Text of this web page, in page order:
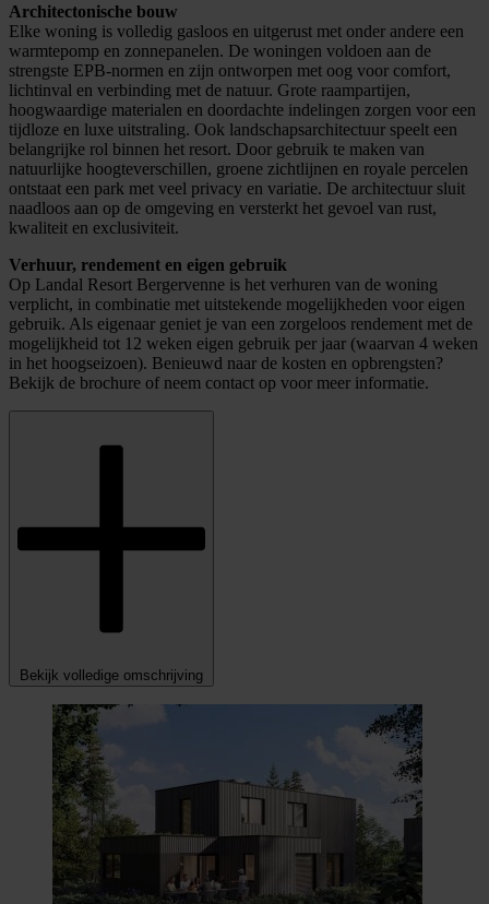
Architectonische bouw
Elke woning is volledig gasloos en uitgerust met onder andere een
warmtepomp en zonnepanelen. De woningen voldoen aan de
strengste EPB-normen en zijn ontworpen met oog voor comfort,
lichtinval en verbinding met de natuur. Grote raampartijen,
hoogwaardige materialen en doordachte indelingen zorgen voor een
tijdloze en luxe uitstraling. Ook landschapsarchitectuur speelt een
belangrijke rol binnen het resort. Door gebruik te maken van
natuurlijke hoogteverschillen, groene zichtlijnen en royale percelen
ontstaat een park met veel privacy en variatie. De architectuur sluit
naadloos aan op de omgeving en versterkt het gevoel van rust,
kwaliteit en exclusiviteit.
Verhuur, rendement en eigen gebruik
Op Landal Resort Bergervenne is het verhuren van de woning
verplicht, in combinatie met uitstekende mogelijkheden voor eigen
gebruik. Als eigenaar geniet je van een zorgeloos rendement met de
mogelijkheid tot 12 weken eigen gebruik per jaar (waarvan 4 weken
in het hoogseizoen). Benieuwd naar de kosten en opbrengsten?
Bekijk de brochure of neem contact op voor meer informatie.
Bekijk volledige omschrijving